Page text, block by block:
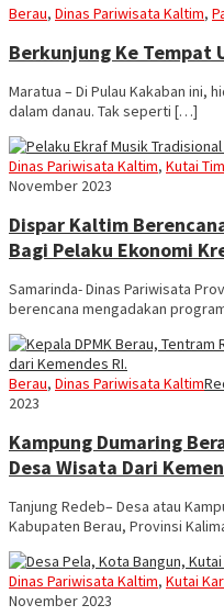
Berau, Dinas Pariwisata Kaltim,
Berkunjung Ke Tempat
Maratua – Di Pulau Kakaban ini,
dalam danau. Tak seperti […]
Dinas Pariwisata Kaltim, Kutai
November 2023
Dispar Kaltim
Bagi Pelaku Ekonomi
Samarinda- Dinas Pariwisata
berencana mengadakan
Berau, Dinas Pariwisata Kaltim
2023
Kampung Dumaring
Desa Wisata Dari
Tanjung Redeb– Desa atau
Kabupaten Berau, Provinsi
Dinas Pariwisata Kaltim, Kutai
November 2023